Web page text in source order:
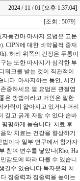
2024 / 11 / 01 [오후 1:37:04]
[조회 : 5079]
동건마 마사지 요법은 고문
CIPN에 대한 비약물적 중재
허리 위쪽의 긴장은 두통이
는 또한 마사지가 심각한 부
워크를 받는 것이 직관적이
니다. 마사지하는 동안, 시간
중하세요 열 요법은 관절염
은 방법이라고 거인은 말한
카락이 얇아지고 있거나 머리
길고 굵게 자랄 수 있다 손바
평하게 놓습니다. 치료 후
악 치료는 건강을 향상하기
이다 일부 연구에서 참가자
참여 변수를 낳았다(Rho, Ha
감도에 따라 다를 수 있습니
길수 있습니다 독자분의 치
집중력과 집중력을 높이는